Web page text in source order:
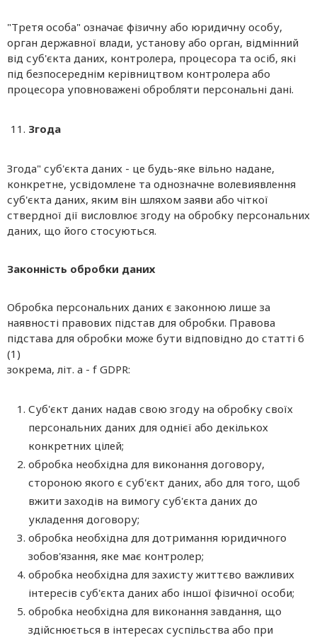
"Третя особа" означає фізичну або юридичну особу,
орган державної влади, установу або орган, відмінний
від суб'єкта даних, контролера, процесора та осіб, які
під безпосереднім керівництвом контролера або
процесора уповноважені обробляти персональні дані.
Згода
Згода" суб'єкта даних - це будь-яке вільно надане,
конкретне, усвідомлене та однозначне волевиявлення
суб'єкта даних, яким він шляхом заяви або чіткої
ствердної дії висловлює згоду на обробку персональних
даних, що його стосуються.
Законність обробки даних
Обробка персональних даних є законною лише за
наявності правових підстав для обробки. Правова
підстава для обробки може бути відповідно до статті 6
(1)
зокрема, літ. a - f GDPR:
Суб'єкт даних надав свою згоду на обробку своїх
персональних даних для однієї або декількох
конкретних цілей;
обробка необхідна для виконання договору,
стороною якого є суб'єкт даних, або для того, щоб
вжити заходів на вимогу суб'єкта даних до
укладення договору;
обробка необхідна для дотримання юридичного
зобов'язання, яке має контролер;
обробка необхідна для захисту життєво важливих
інтересів суб'єкта даних або іншої фізичної особи;
обробка необхідна для виконання завдання, що
здійснюється в інтересах суспільства або при